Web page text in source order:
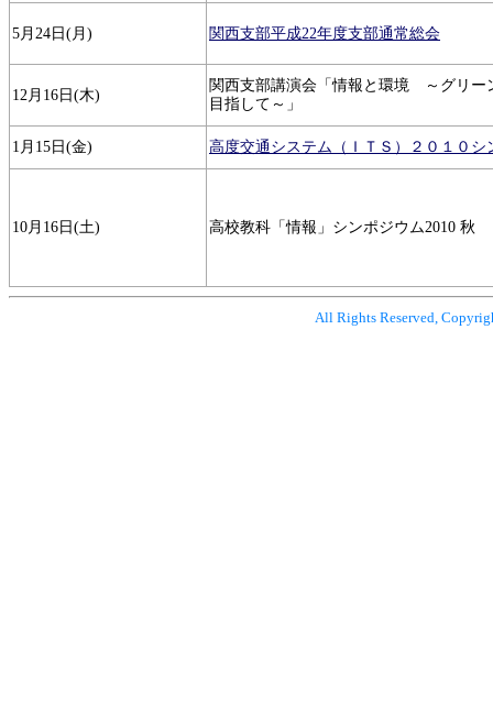
5月24日(月) 関西支部平成22年度支部通常総会
12月16日(木)
関西支部講演会「情報と環境 ～グリー
目指して～」
1月15日(金) 高度交通システム（ＩＴＳ）２０１０シ
10月16日(土) 高校教科「情報」シンポジウム2010 秋
All Rights Reserved,